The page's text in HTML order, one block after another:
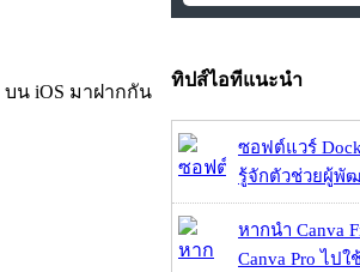
บน iOS มาฝากกัน
ทิปส์ไอทีแนะนำ
ซอฟต์แวร์
รู้จักตัวช่วยผู้พั
หากนำ Canva
Canva Pro ไปใ